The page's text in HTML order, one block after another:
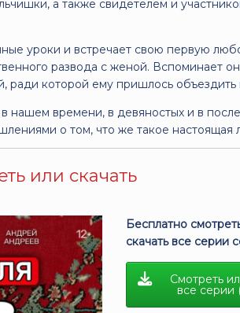
а также свидетелем и
уроки и встречает свою первую
развода с женой. Вспоминает
которой ему пришлось объездить
нашем времени, в девяностых и в
о том, что же такое настоящая
или скачать
Бесплатно
скачать все серии
Смотреть
все серии